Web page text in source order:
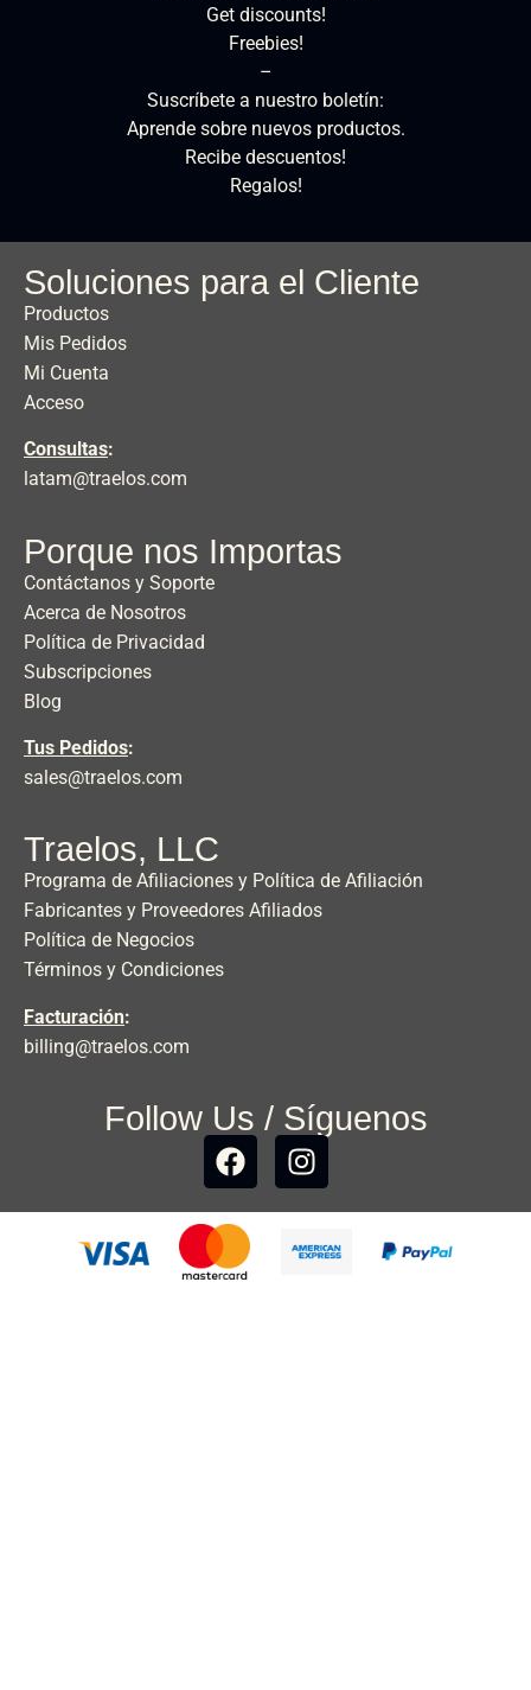
Get discounts!
Freebies!
–
Suscríbete a nuestro boletín:
Aprende sobre nuevos productos.
Recibe descuentos!
Regalos!
Soluciones para el Cliente
Productos
Mis Pedidos
Mi Cuenta
Acceso
Consultas:
latam@traelos.com
Porque nos Importas
Contáctanos y Soporte
Acerca de Nosotros
Política de Privacidad
Subscripciones
Blog
Tus Pedidos:
sales@traelos.com
Traelos, LLC
Programa de Afiliaciones y Política de Afiliación
Fabricantes y Proveedores Afiliados
Política de Negocios
Términos y Condiciones
Facturación:
billing@traelos.com
Follow Us / Síguenos